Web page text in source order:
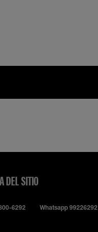
DEL SITIO
6292 Whatsapp 99226292